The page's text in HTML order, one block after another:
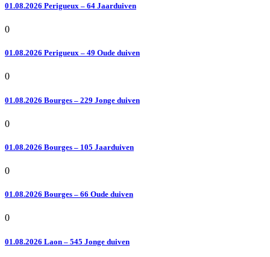
01.08.2026 Perigueux – 64 Jaarduiven
0
01.08.2026 Perigueux – 49 Oude duiven
0
01.08.2026 Bourges – 229 Jonge duiven
0
01.08.2026 Bourges – 105 Jaarduiven
0
01.08.2026 Bourges – 66 Oude duiven
0
01.08.2026 Laon – 545 Jonge duiven